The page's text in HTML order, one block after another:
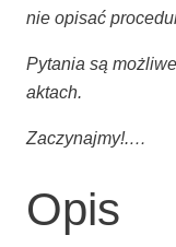
nie opi­sać
Pyta­nia są
aktach.
Zaczy­naj­my!.…
Opis